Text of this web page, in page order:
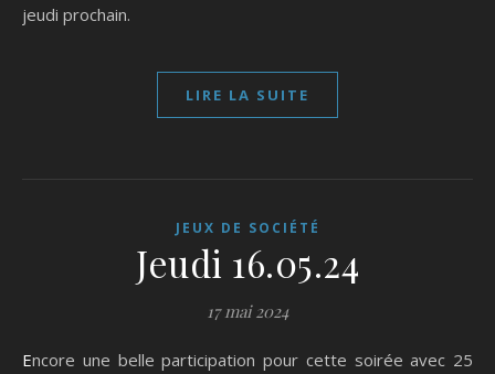
jeudi prochain.
LIRE LA SUITE
JEUX DE SOCIÉTÉ
Jeudi 16.05.24
17 mai 2024
Encore une belle participation pour cette soirée avec 25